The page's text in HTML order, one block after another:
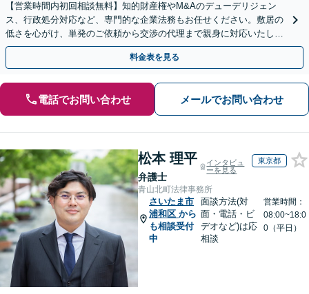
【営業時間内初回相談無料】知的財産権やM&Aのデューデリジェン
ス、行政処分対応など、専門的な企業法務もお任せください。敷居の
低さを心がけ、単発のご依頼から交渉の代理まで親身に対応いたしま
す。問題が複雑化する前に気軽にご相談を。
料金表を見る
電話でお問い合わせ メールでお問い合わせ
松本 理平
弁護士
インタビュ
ーを見る
東京都
青山北町法律事務所
さいたま市
浦和区 から
も相談受付
中
面談方法(対
面・電話・ビ
デオなど)は応
相談
営業時間：
08:00~18:0
0（平日）